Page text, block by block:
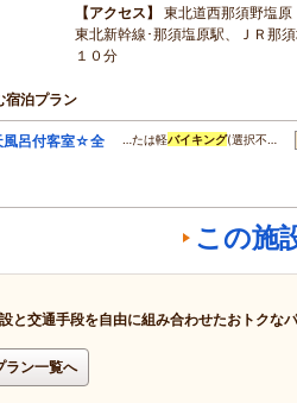
アクセス
東北道西那須野塩
東北新幹線･那須塩原駅、ＪＲ那
１０分
宿泊プラン
風呂付客室☆全
…たは軽バイキング(選択不…
この施
と交通手段を自由に組み合わせたおトクな
ラン一覧へ